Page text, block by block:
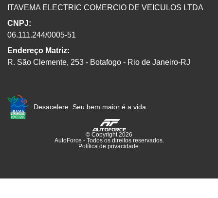
ITAVEMA ELECTRIC COMERCIO DE VEICULOS LTDA
CNPJ:
06.111.244/0005-51
Endereço Matriz:
R. São Clemente, 253 - Botafogo - Rio de Janeiro-RJ
Desacelere. Seu bem maior é a vida.
© Copyright 2026
AutoForce - Todos os direitos reservados.
Política de privacidade.